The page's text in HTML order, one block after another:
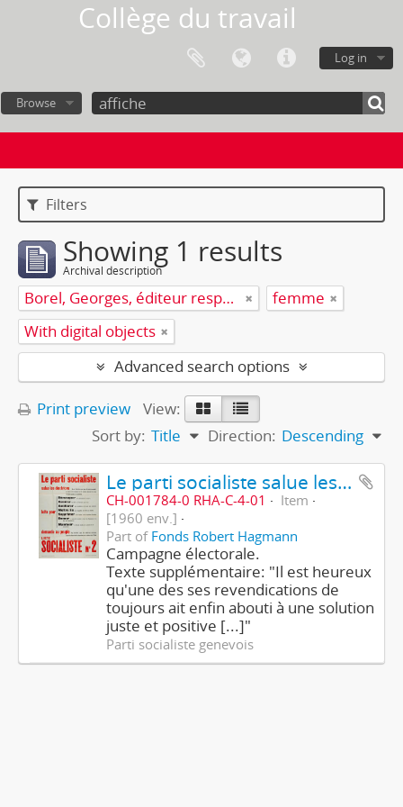
Collège du travail
Log in
Browse
Filters
Showing 1 results
Archival description
Borel, Georges, éditeur responsable
femme
With digital objects
Advanced search options
Print preview
View:
Sort by: Title Direction: Descending
Le parti socialiste salue les électrices - Liste socialiste N° 2
CH-001784-0 RHA-C-4-01
Item
[1960 env.]
Part of Fonds Robert Hagmann
Campagne électorale.
Texte supplémentaire: "Il est heureux
qu'une des ses revendications de
toujours ait enfin abouti à une solution
juste et positive [...]"
Parti socialiste genevois